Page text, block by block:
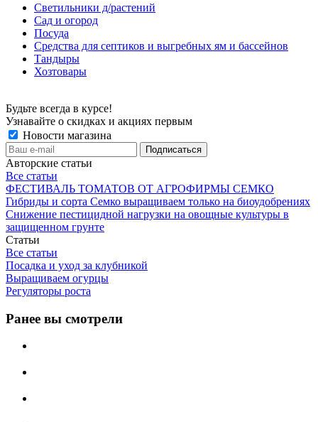
Светильники д/растений
Сад и огород
Посуда
Средства для септиков и выгребных ям и бассейнов
Тандыры
Хозтовары
Будьте всегда в курсе!
Узнавайте о скидках и акциях первым
Новости магазина
Авторские статьи
Все статьи
ФЕСТИВАЛЬ ТОМАТОВ ОТ АГРОФИРМЫ СЕМКО
Гибриды и сорта Семко выращиваем только на биоудобрениях
Снижение пестицидной нагрузки на овощные культуры в
защищенном грунте
Статьи
Все статьи
Посадка и уход за клубникой
Выращиваем огурцы
Регуляторы роста
Ранее вы смотрели